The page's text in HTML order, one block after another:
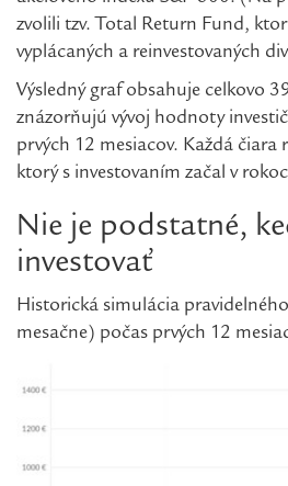
zvolili tzv. Total Return Fund,
vyplácaných a reinvestovaných
Výsledný graf obsahuje celkovo
znázorňujú vývoj hodnoty
prvých 12 mesiacov. Každá čiara
ktorý s investovaním začal v
Nie je podstatné,
investovať
Historická simulácia
mesačne) počas prvých 12